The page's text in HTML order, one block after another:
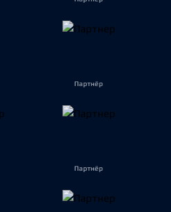
Партнёр
Партнёр